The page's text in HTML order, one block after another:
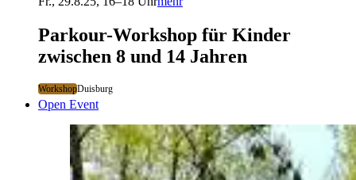
Parkour-Workshop für Kinder
zwischen 8 und 14 Jahren
WorkshopDuisburg
Open Event